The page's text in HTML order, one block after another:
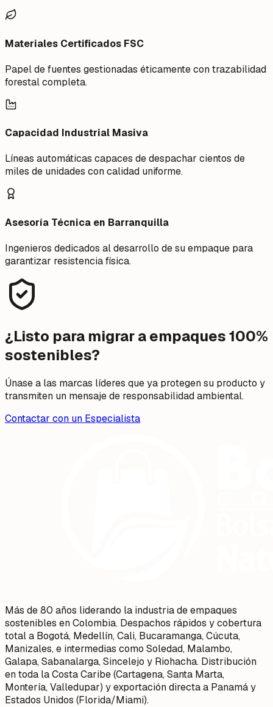
Materiales Certificados FSC
Papel de fuentes gestionadas éticamente con trazabilidad
forestal completa.
Capacidad Industrial Masiva
Líneas automáticas capaces de despachar cientos de
miles de unidades con calidad uniforme.
Asesoría Técnica en Barranquilla
Ingenieros dedicados al desarrollo de su empaque para
garantizar resistencia física.
¿Listo para migrar a empaques 100%
sostenibles?
Únase a las marcas líderes que ya protegen su producto y
transmiten un mensaje de responsabilidad ambiental.
Contactar con un Especialista
Más de 80 años liderando la industria de empaques
sostenibles en Colombia. Despachos rápidos y cobertura
total a Bogotá, Medellín, Cali, Bucaramanga, Cúcuta,
Manizales, e intermedias como Soledad, Malambo,
Galapa, Sabanalarga, Sincelejo y Riohacha. Distribución
en toda la Costa Caribe (Cartagena, Santa Marta,
Montería, Valledupar) y exportación directa a Panamá y
Estados Unidos (Florida/Miami).